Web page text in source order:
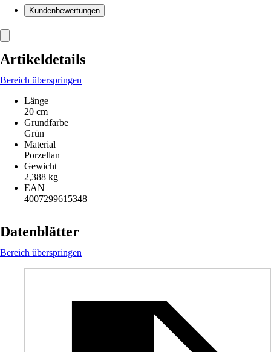
Kundenbewertungen
Artikeldetails
Bereich überspringen
Länge
20 cm
Grundfarbe
Grün
Material
Porzellan
Gewicht
2,388 kg
EAN
4007299615348
Datenblätter
Bereich überspringen